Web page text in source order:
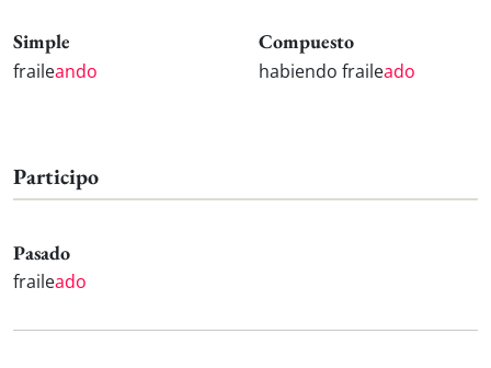
Simple
fraileando
Compuesto
habiendo fraileado
Participo
Pasado
fraileado